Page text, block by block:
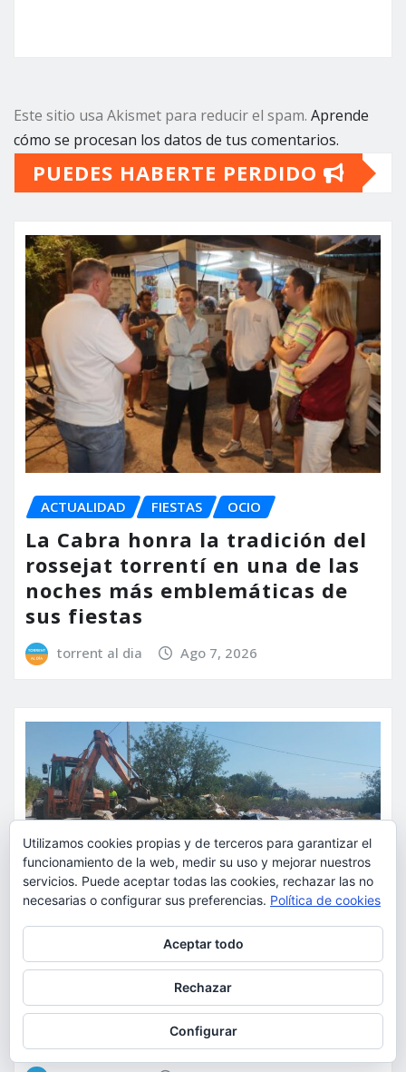
Este sitio usa Akismet para reducir el spam. Aprende
cómo se procesan los datos de tus comentarios.
PUEDES HABERTE PERDIDO
ACTUALIDAD FIESTAS OCIO
La Cabra honra la tradición del
rossejat torrentí en una de las
noches más emblemáticas de
sus fiestas
torrent al dia Ago 7, 2026
SUCESOS
Torrent caza a los responsables
de los vertidos ilegales y
endurece las sanciones
Utilizamos cookies propias y de terceros para garantizar el
funcionamiento de la web, medir su uso y mejorar nuestros
servicios. Puede aceptar todas las cookies, rechazar las no
necesarias o configurar sus preferencias. Política de cookies
Aceptar todo
Rechazar
Configurar
Para obtener más información, incluido cómo gestionar las cookies,